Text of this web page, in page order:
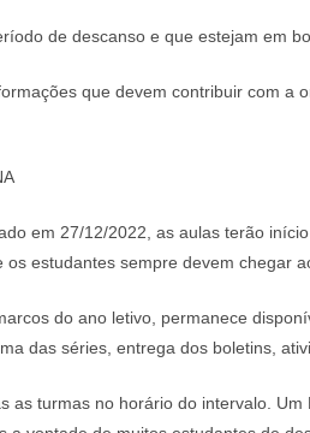
de descanso e que estejam em
que devem contribuir com a
em 27/12/2022, as aulas terão
estudantes sempre devem chegar
do ano letivo, permanece
das séries, entrega dos boletins,
as turmas no horário do intervalo.